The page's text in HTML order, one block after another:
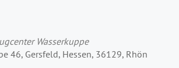
Wasserkuppe
46, Gersfeld, Hessen, 36129, Rhön